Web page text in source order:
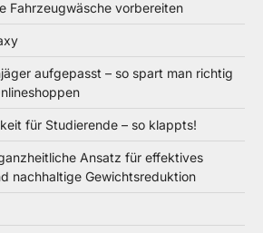
Fahrzeugwäsche vorbereiten
aufgepasst – so spart man richtig
für Studierende – so klappts!
Ansatz für effektives
nachhaltige Gewichtsreduktion